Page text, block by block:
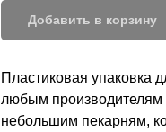
Добавить в корзину
Пластиковая упаковка
любым производителям
небольшим пекарням,